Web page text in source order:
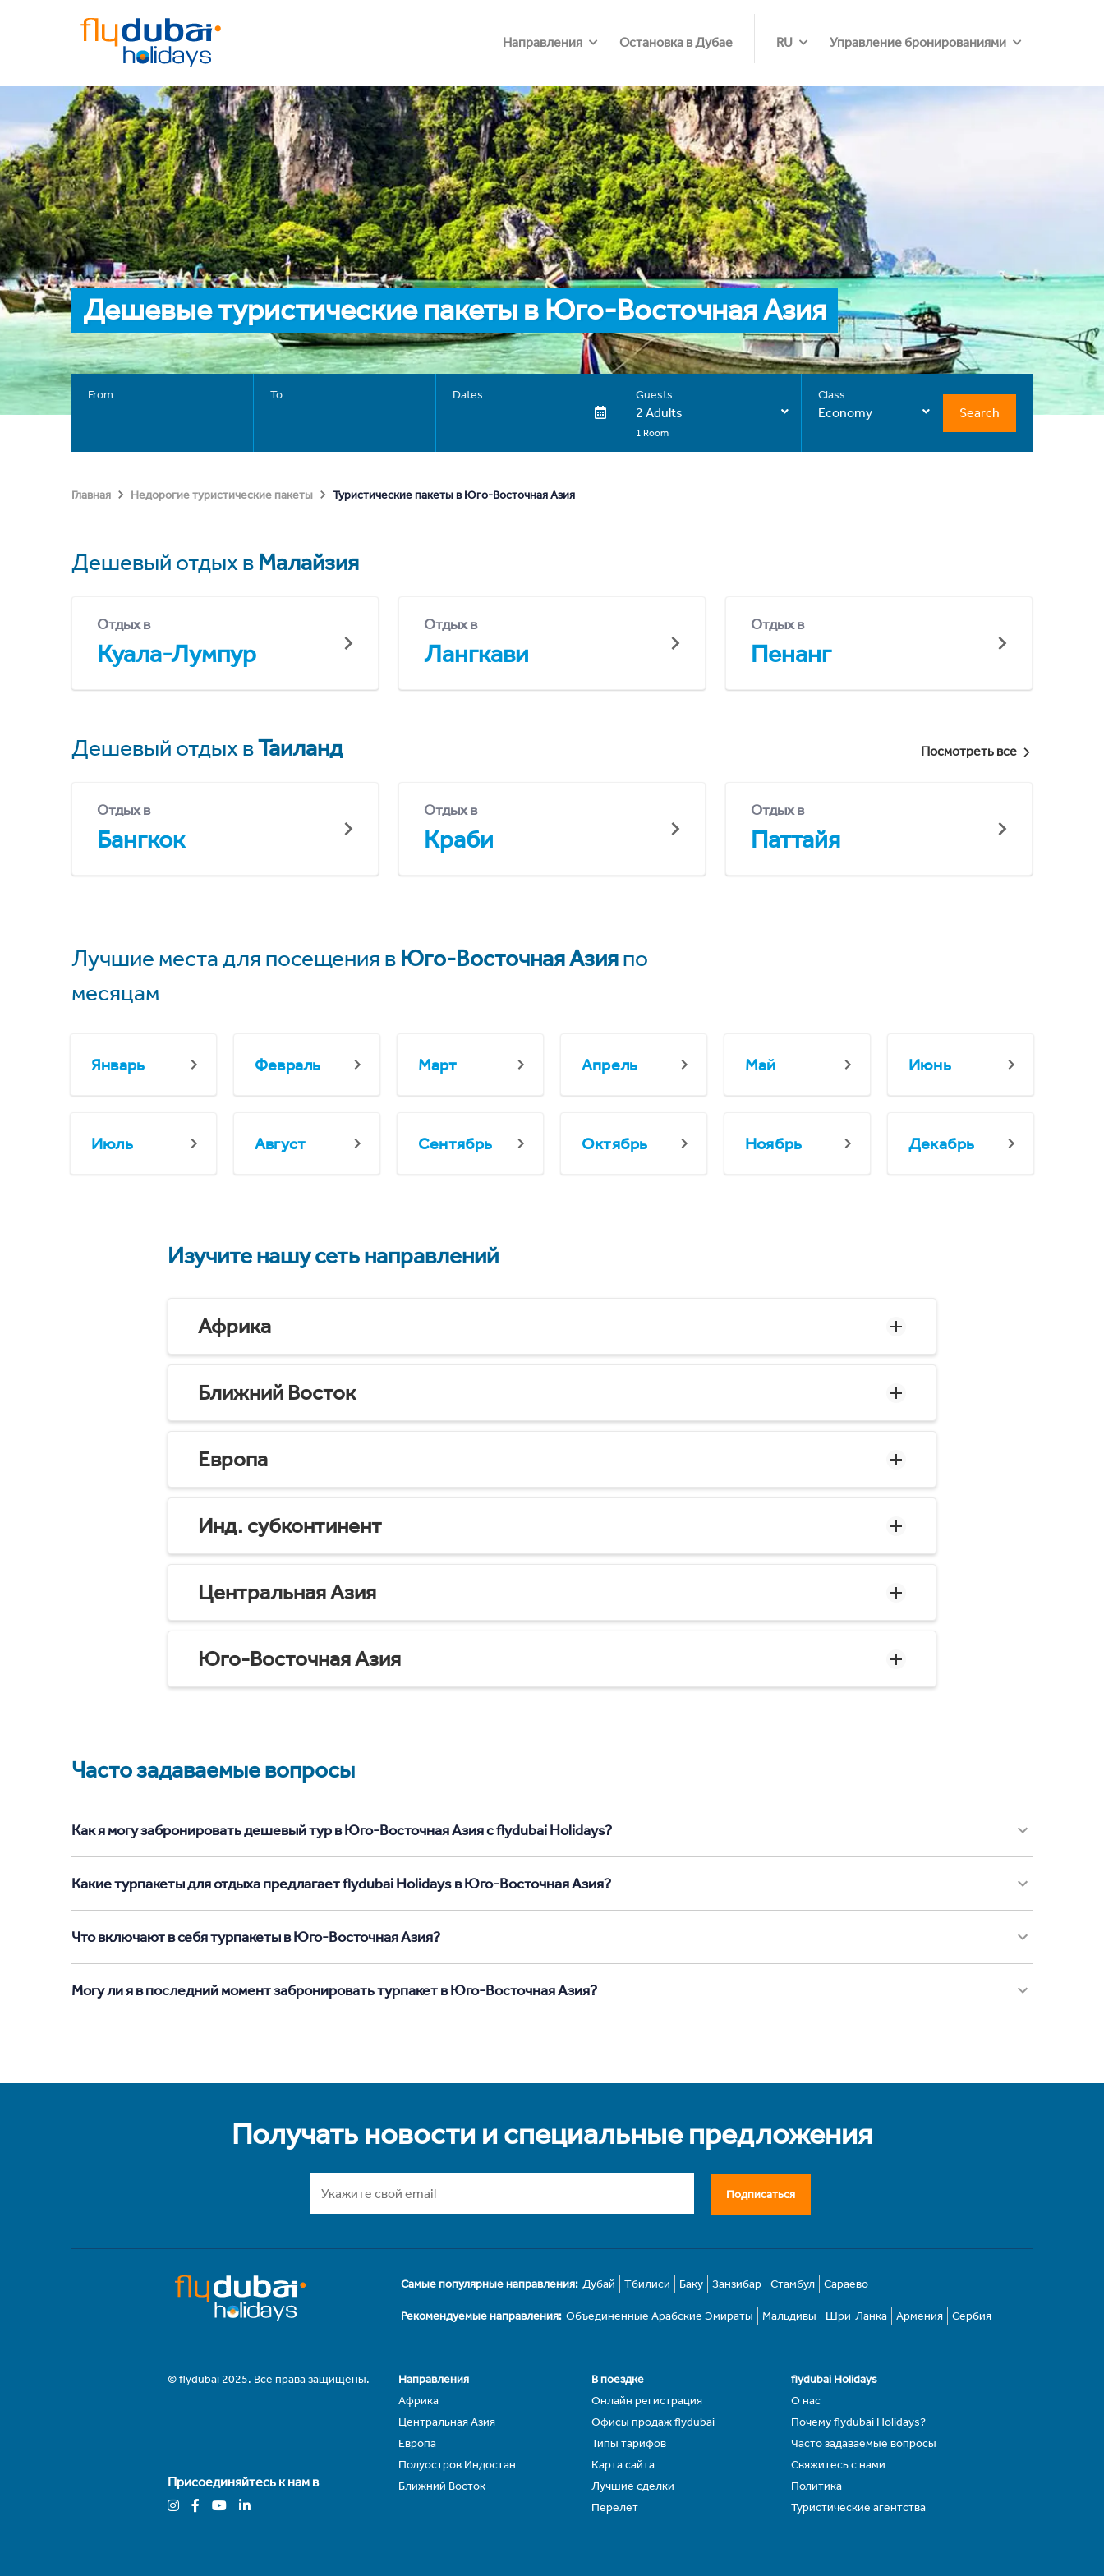
Направления Остановка в Дубае RU Управление бронированиями
Дешевые туристические пакеты в Юго-Восточная Азия
From To Dates Guests
2 Adults
1 Room
Class
Economy Search
Главная Недорогие туристические пакеты Туристические пакеты в Юго-Восточная Азия
Дешевый отдых вМалайзия
Отдых в
Куала-Лумпур
Отдых в
Лангкави
Отдых в
Пенанг
Дешевый отдых вТаиланд Посмотреть все
Отдых в
Бангкок
Отдых в
Краби
Отдых в
Паттайя
Лучшие места для посещения в Юго-Восточная Азияпо
месяцам
Январь Февраль Март Апрель Май Июнь
Июль Август Сентябрь Октябрь Ноябрь Декабрь
Изучите нашу сеть направлений
Африка
Ближний Восток
Европа
Инд. субконтинент
Центральная Азия
Юго-Восточная Азия
Часто задаваемые вопросы
Как я могу забронировать дешевый тур в Юго-Восточная Азия с flydubai Holidays?
Какие турпакеты для отдыха предлагает flydubai Holidays в Юго-Восточная Азия?
Что включают в себя турпакеты в Юго-Восточная Азия?
Могу ли я в последний момент забронировать турпакет в Юго-Восточная Азия?
Получать новости и специальные предложения
Подписаться
Самые популярные направления: Дубай Тбилиси Баку Занзибар Стамбул Сараево
Рекомендуемые направления: Объединенные Арабские Эмираты Мальдивы Шри-Ланка Армения Сербия
© flydubai 2025. Все права защищены.
Присоединяйтесь к нам в
Направления
Африка
Центральная Азия
Европа
Полуостров Индостан
Ближний Восток
В поездке
Онлайн регистрация
Офисы продаж flydubai
Типы тарифов
Карта сайта
Лучшие сделки
Перелет
flydubai Holidays
О нас
Почему flydubai Holidays?
Часто задаваемые вопросы
Свяжитесь с нами
Политика
Туристические агентства